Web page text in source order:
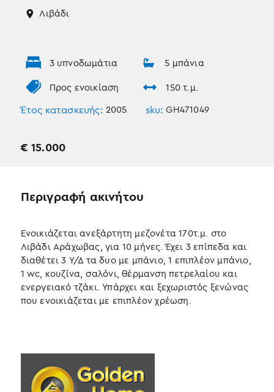
Λιβάδι
o
e
r
3 υπνοδωμάτια 5 μπάνια
Προς ενοικίαση 150 τ.μ.
Έτος κατασκευής: 2005 sku: GH471049
€ 15.000
Περιγραφή ακινήτου
Ενοικιάζεται ανεξάρτητη μεζονέτα 170τ.μ. στο
Λιβάδι Αράχωβας, για 10 μήνες. Έχει 3 επίπεδα και
διαθέτει 3 Υ/Δ τα δυο με μπάνιο, 1 επιπλέον μπάνιο,
1 wc, κουζίνα, σαλόνι, θέρμανση πετρελαίου και
ενεργειακό τζάκι. Υπάρχει και ξεχωριστός ξενώνας
που ενοικιάζεται με επιπλέον χρέωση.